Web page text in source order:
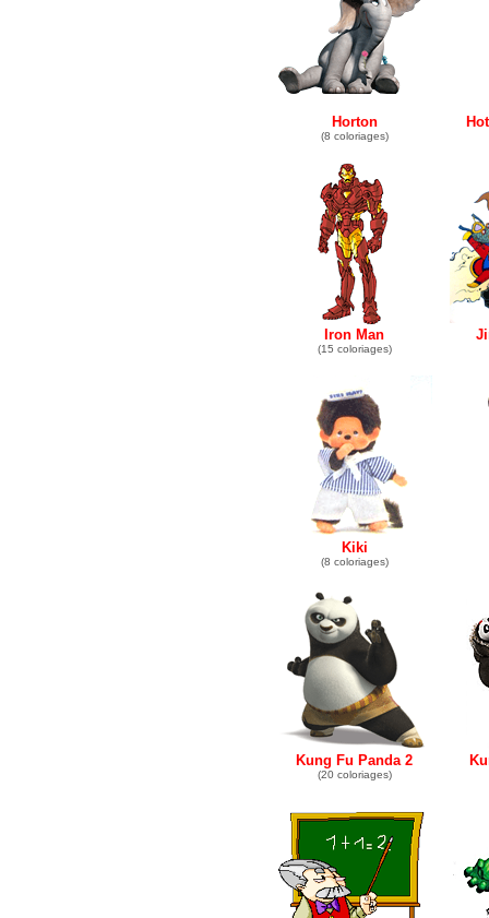
Horton
(8 coloriages)
Iron Man
(15 coloriages)
Kiki
(8 coloriages)
Kung Fu Panda 2
(20 coloriages)